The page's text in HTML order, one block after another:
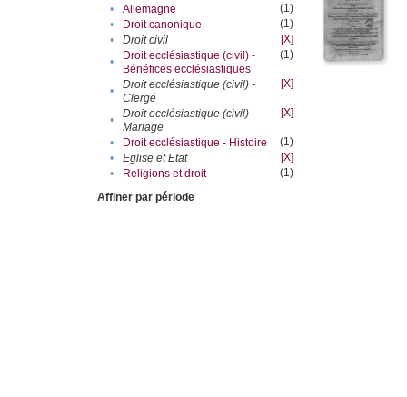
• Allemagne
(1)
•
Droit canonique
(1)
•
Droit civil
[X]
•
Droit ecclésiastique (civil) -
Bénéfices ecclésiastiques
(1)
•
Droit ecclésiastique (civil) -
Clergé
[X]
•
Droit ecclésiastique (civil) -
Mariage
[X]
• Droit ecclésiastique - Histoire
(1)
•
Eglise et Etat
[X]
•
Religions et droit
(1)
Affiner par période